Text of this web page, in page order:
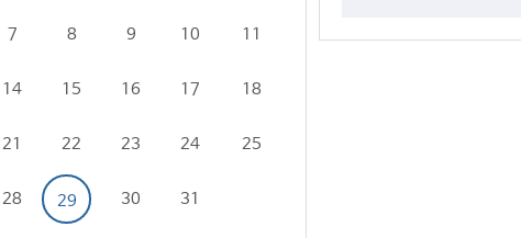
7 8 9 10 11
14 15 16 17 18
21 22 23 24 25
28 29 30 31